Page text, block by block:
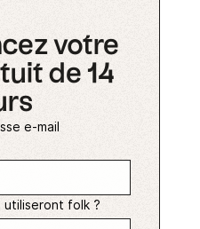
votre
de 14
e-mail
utiliseront folk ?